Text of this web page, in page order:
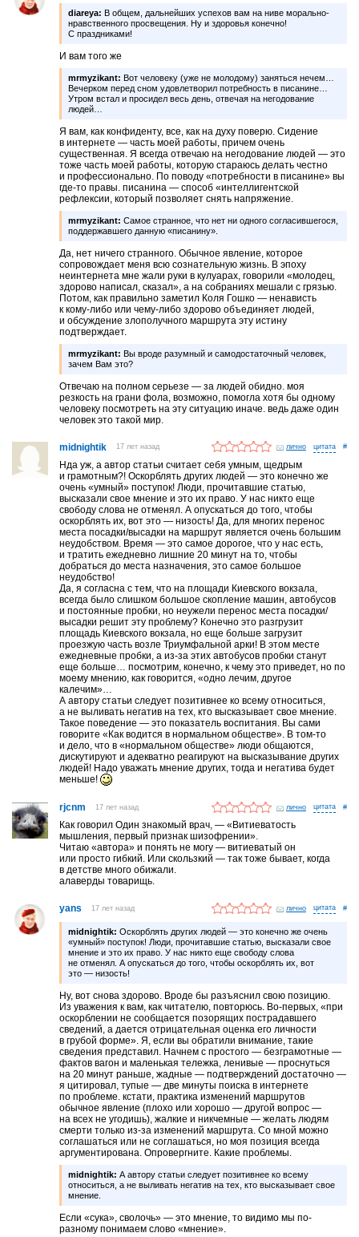
diareya: В общем, дальнейших успехов вам на ниве морально-
нравственного просвещения. Ну и здоровья конечно!
С праздниками!
И вам того же
mrmyzikant: Вот человеку (уже не молодому) заняться нечем…
Вечерком перед сном удовлетворил потребность в писанине…
Утром встал и просидел весь день, отвечая на негодование
людей…
Я вам, как конфиденту, все, как на духу поверю. Сидение
в интернете — часть моей работы, причем очень
существенная. Я всегда отвечаю на негодование людей — это
тоже часть моей работы, которую стараюсь делать честно
и профессионально. По поводу «потребности в писанине» вы
где-то правы. писанина — способ «интеллигентской
рефлексии, который позволяет снять напряжение.
mrmyzikant: Самое странное, что нет ни одного согласившегося,
поддержавшего данную «писанину».
Да, нет ничего странного. Обычное явление, которое
сопровождает меня всю сознательную жизнь. В эпоху
неинтернета мне жали руки в кулуарах, говорили «молодец,
здорово написал, сказал», а на собраниях мешали с грязью.
Потом, как правильно заметил Коля Гошко — ненависть
к кому-либо или чему-либо здорово объединяет людей,
и обсуждение злополучного маршрута эту истину
подтверждает.
mrmyzikant: Вы вроде разумный и самодостаточный человек,
зачем Вам это?
Отвечаю на полном серьезе — за людей обидно. моя
резкость на грани фола, возможно, помогла хотя бы одному
человеку посмотреть на эту ситуацию иначе. ведь даже один
человек это такой мир.
midnightik 17 лет назад лично #
Нда уж, а автор статьи считает себя умным, щедрым
и грамотным?! Оскорблять других людей — это конечно же
очень «умный» поступок! Люди, прочитавшие статью,
высказали свое мнение и это их право. У нас никто еще
свободу слова не отменял. А опускаться до того, чтобы
оскорблять их, вот это — низость! Да, для многих перенос
места посадки/высадки на маршрут является очень большим
неудобством. Время — это самое дорогое, что у нас есть,
и тратить ежедневно лишние 20 минут на то, чтобы
добраться до места назначения, это самое большое
неудобство!
Да, я согласна с тем, что на площади Киевского вокзала,
всегда было слишком большое скопление машин, автобусов
и постоянные пробки, но неужели перенос места посадки/
высадки решит эту проблему? Конечно это разгрузит
площадь Киевского вокзала, но еще больше загрузит
проезжую часть возле Триумфальной арки! В этом месте
ежедневные пробки, а из-за этих автобусов пробки станут
еще больше… посмотрим, конечно, к чему это приведет, но по
моему мнению, как говорится, «одно лечим, другое
калечим»…
А автору статьи следует позитивнее ко всему относиться,
а не выливать негатив на тех, кто высказывает свое мнение.
Такое поведение — это показатель воспитания. Вы сами
говорите «Как водится в нормальном обществе». В том-то
и дело, что в «нормальном обществе» люди общаются,
дискутируют и адекватно реагируют на высказывание других
людей! Надо уважать мнение других, тогда и негатива будет
меньше!
rjcnm 17 лет назад лично #
Как говорил Один знакомый врач, — «Витиеватость
мышления, первый признак шизофрении».
Читаю «автора» и понять не могу — витиеватый он
или просто гибкий. Или скользкий — так тоже бывает, когда
в детстве много обижали.
алаверды товарищь.
yans 17 лет назад лично #
midnightik: Оскорблять других людей — это конечно же очень
«умный» поступок! Люди, прочитавшие статью, высказали свое
мнение и это их право. У нас никто еще свободу слова
не отменял. А опускаться до того, чтобы оскорблять их, вот
это — низость!
Ну, вот снова здорово. Вроде бы разъяснил свою позицию.
Из уважения к вам, как читателю, повторюсь. Во-первых, «при
оскорблении не сообщается позорящих пострадавшего
сведений, а дается отрицательная оценка его личности
в грубой форме». Я, если вы обратили внимание, такие
сведения представил. Начнем с простого — безграмотные —
фактов вагон и маленькая тележка, ленивые — проснуться
на 20 минут раньше, жадные — подтверждений достаточно —
я цитировал, тупые — две минуты поиска в интернете
по проблеме. кстати, практика изменений маршрутов
обычное явление (плохо или хорошо — другой вопрос —
на всех не угодишь), жалкие и никчемные — желать людям
смерти только из-за изменений маршрута. Со мной можно
соглашаться или не соглашаться, но моя позиция всегда
аргументирована. Опровергните. Какие проблемы.
midnightik: А автору статьи следует позитивнее ко всему
относиться, а не выливать негатив на тех, кто высказывает свое
мнение.
Если «сука», сволочь» — это мнение, то видимо мы по-
разному понимаем слово «мнение».